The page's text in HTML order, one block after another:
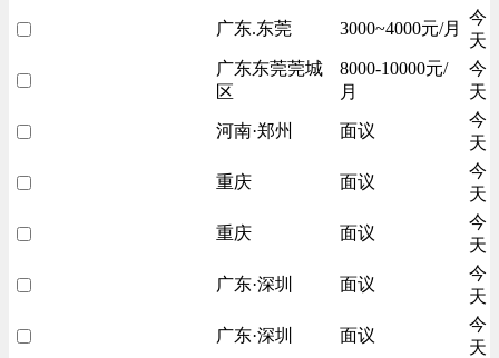
广东.东莞 3000~4000元/月
今
天
广东东莞莞城
区
8000-10000元/
月
今
天
河南·郑州 面议
今
天
重庆 面议
今
天
重庆 面议
今
天
广东·深圳 面议
今
天
广东·深圳 面议
今
天